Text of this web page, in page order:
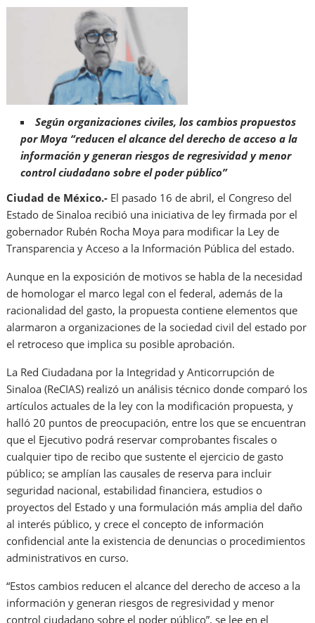
Según organizaciones civiles, los cambios propuestos
por Moya “reducen el alcance del derecho de acceso a la
información y generan riesgos de regresividad y menor
control ciudadano sobre el poder público”
Ciudad de México.- El pasado 16 de abril, el Congreso del
Estado de Sinaloa recibió una iniciativa de ley firmada por el
gobernador Rubén Rocha Moya para modificar la Ley de
Transparencia y Acceso a la Información Pública del estado.
Aunque en la exposición de motivos se habla de la necesidad
de homologar el marco legal con el federal, además de la
racionalidad del gasto, la propuesta contiene elementos que
alarmaron a organizaciones de la sociedad civil del estado por
el retroceso que implica su posible aprobación.
La Red Ciudadana por la Integridad y Anticorrupción de
Sinaloa (ReCIAS) realizó un análisis técnico donde comparó los
artículos actuales de la ley con la modificación propuesta, y
halló 20 puntos de preocupación, entre los que se encuentran
que el Ejecutivo podrá reservar comprobantes fiscales o
cualquier tipo de recibo que sustente el ejercicio de gasto
público; se amplían las causales de reserva para incluir
seguridad nacional, estabilidad financiera, estudios o
proyectos del Estado y una formulación más amplia del daño
al interés público, y crece el concepto de información
confidencial ante la existencia de denuncias o procedimientos
administrativos en curso.
“Estos cambios reducen el alcance del derecho de acceso a la
información y generan riesgos de regresividad y menor
control ciudadano sobre el poder público”, se lee en el